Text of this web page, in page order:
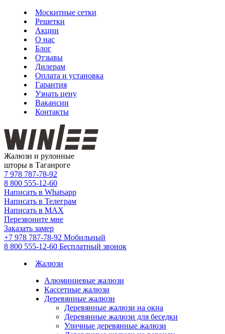
Москитные сетки
Решетки
Акции
О нас
Блог
Отзывы
Дилерам
Оплата и установка
Гарантия
Узнать цену
Вакансии
Контакты
Жалюзи и рулонные
шторы в Таганроге
7 978 787-78-92
8 800 555-12-60
Написать в Whatsapp
Написать в Телеграм
Написать в MAX
Перезвоните мне
Заказать замер
+7 978 787-78-92 Мобильный
8 800 555-12-60 Бесплатный звонок
Жалюзи
Алюминиевые жалюзи
Кассетные жалюзи
Деревянные жалюзи
Деревянные жалюзи на окна
Деревянные жалюзи для беседки
Уличные деревянные жалюзи